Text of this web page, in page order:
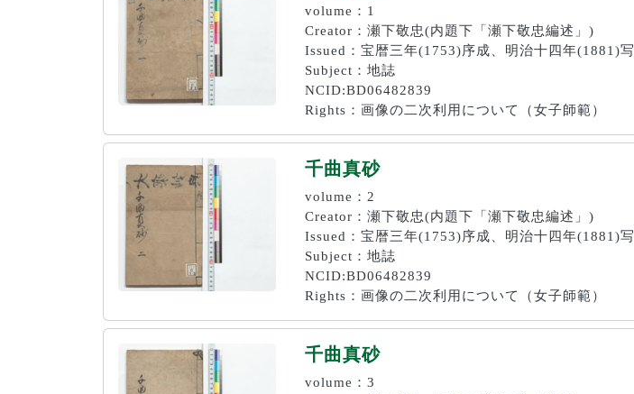
volume：1
Creator：瀬下敬忠(内題下「瀬下敬忠編述」)
Issued：宝暦三年(1753)序成、明治十四年(1881)写
Subject：地誌
NCID:BD06482839
Rights：画像の二次利用について（女子師範）
千曲真砂
volume：2
Creator：瀬下敬忠(内題下「瀬下敬忠編述」)
Issued：宝暦三年(1753)序成、明治十四年(1881)写
Subject：地誌
NCID:BD06482839
Rights：画像の二次利用について（女子師範）
千曲真砂
volume：3